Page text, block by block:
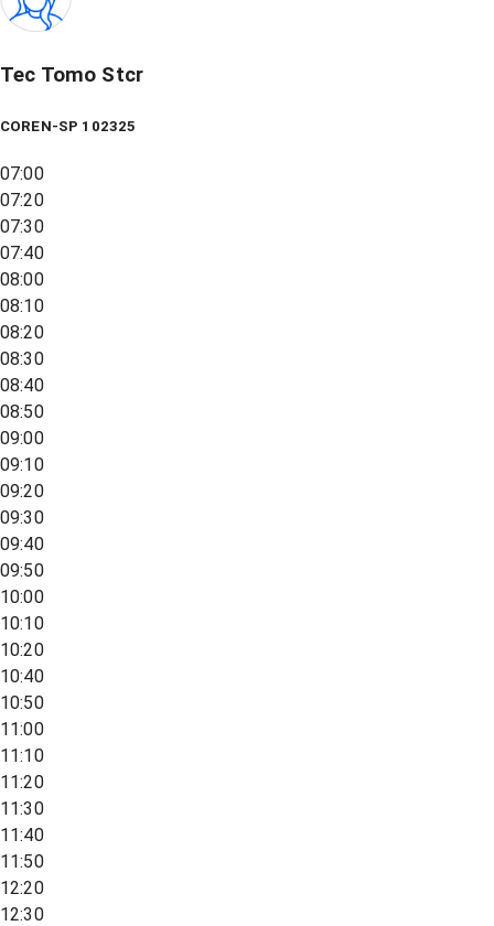
Tec Tomo Stcr
COREN-SP 102325
07:00
07:20
07:30
07:40
08:00
08:10
08:20
08:30
08:40
08:50
09:00
09:10
09:20
09:30
09:40
09:50
10:00
10:10
10:20
10:40
10:50
11:00
11:10
11:20
11:30
11:40
11:50
12:20
12:30